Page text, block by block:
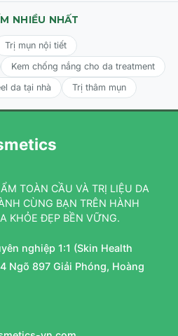
da hỗn hợp đang gặp khuyết
tắc lỗ chân lông nặng.
lão hóa, bề mặt sần sùi, thô
độ thấp (như 0.025% hoặc
lên nồng độ cao hơn.
sử dụng dưới sự tham vấn và
da liễu. Tuyệt đối không dùng
đang cho con bú.
Tretinoin 0.1% Cream
bằng sữa rửa mặt dịu nhẹ, lau
sản phẩm.
NHIỀU NHẤT
Trị mụn nội tiết
Kem chống nắng cho da treatment
da tại nhà Trị thâm mụn
TOÀN CẦU VÀ TRỊ LIỆU DA
CÙNG BẠN TRÊN HÀNH
KHỎE ĐẸP BỀN VỮNG.
nghiệp 1:1 (Skin Health
Ngõ 897 Giải Phóng, Hoàng